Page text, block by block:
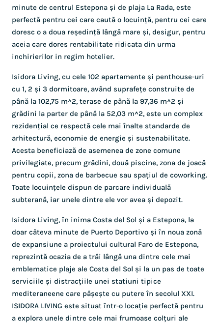
minute de centrul Estepona și de plaja La Rada, este
perfectă pentru cei care caută o locuință, pentru cei care
doresc o a doua reședință lângă mare și, desigur, pentru
aceia care dores rentabilitate ridicata din urma
inchirierilor in regim hotelier.
Isidora Living, cu cele 102 apartamente și penthouse-uri
cu 1, 2 și 3 dormitoare, având suprafețe construite de
până la 102,75 m^2, terase de până la 97,36 m^2 și
grădini la parter de până la 52,03 m^2, este un complex
rezidențial ce respectă cele mai înalte standarde de
arhitectură, economie de energie și sustenabilitate.
Acesta beneficiază de asemenea de zone comune
privilegiate, precum grădini, două piscine, zona de joacă
pentru copii, zona de barbecue sau spațiul de coworking.
Toate locuințele dispun de parcare individuală
subterană, iar unele dintre ele vor avea și depozit.
Isidora Living, în inima Costa del Sol și a Estepona, la
doar câteva minute de Puerto Deportivo și în noua zonă
de expansiune a proiectului cultural Faro de Estepona,
reprezintă ocazia de a trăi lângă una dintre cele mai
emblematice plaje ale Costa del Sol și la un pas de toate
serviciile și distracțiile unei statiuni tipice
mediteraneene care pășește cu putere în secolul XXI.
ISIDORA LIVING este situat într-o locație perfectă pentru
a explora unele dintre cele mai frumoase colțuri ale